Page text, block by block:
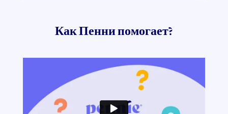
Как Пенни помогает?